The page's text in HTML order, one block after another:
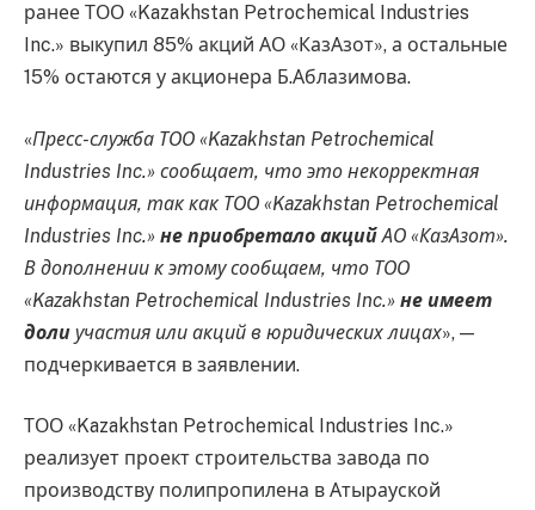
ранее ТОО «Kazakhstan Petrochemical Industries
Inc.» выкупил 85% акций АО «КазАзот», а остальные
15% остаются у акционера Б.Аблазимова.
«Пресс-служба ТОО «Kazakhstan Petrochemical
Industries Inc.» сообщает, что это некорректная
информация, так как ТОО «Kazakhstan Petrochemical
Industries Inc.» не приобретало акцийАО «КазАзот».
В дополнении к этому сообщаем, что ТОО
«Kazakhstan Petrochemical Industries Inc.» не имеет
доли участия или акций в юридических лицах», —
подчеркивается в заявлении.
ТОО «Kazakhstan Petrochemical Industries Inc.»
реализует проект строительства завода по
производству полипропилена в Атырауской